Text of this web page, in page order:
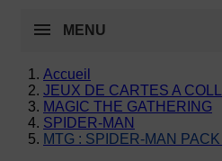
MENU
Accueil
JEUX DE CARTES A
MAGIC THE GATHERING
SPIDER-MAN
MTG : SPIDER-MAN